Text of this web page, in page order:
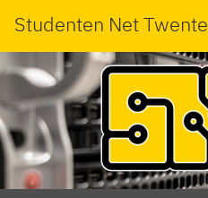
Studenten Net Twente